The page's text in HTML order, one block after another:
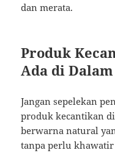
dan merata.
Produk
Ada di
Jangan sepelekan
produk kecantikan
berwarna natural
tanpa perlu